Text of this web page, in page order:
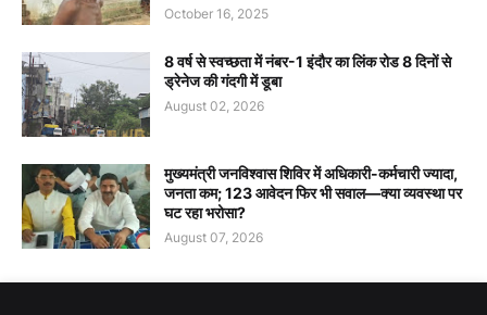
October 16, 2025
8 वर्ष से स्वच्छता में नंबर-1 इंदौर का लिंक रोड 8 दिनों से
ड्रेनेज की गंदगी में डूबा
August 02, 2026
मुख्यमंत्री जनविश्वास शिविर में अधिकारी-कर्मचारी ज्यादा,
जनता कम; 123 आवेदन फिर भी सवाल—क्या व्यवस्था पर
घट रहा भरोसा?
August 07, 2026